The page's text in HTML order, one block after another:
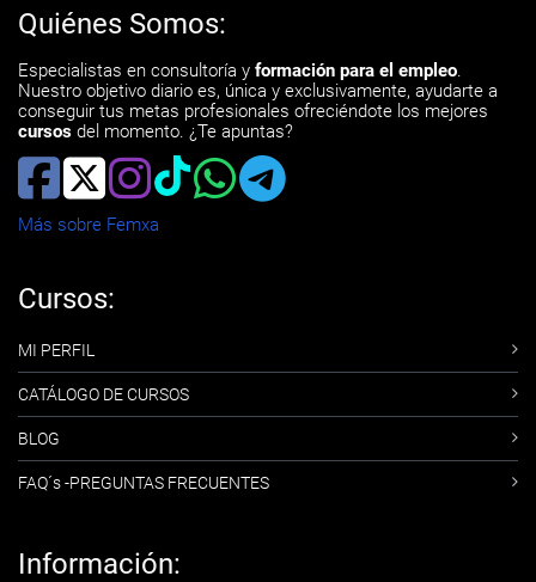
Quiénes Somos:
Especialistas en consultoría y formación para el empleo.
Nuestro objetivo diario es, única y exclusivamente, ayudarte a
conseguir tus metas profesionales ofreciéndote los mejores
cursos del momento. ¿Te apuntas?
Más sobre Femxa
Cursos:
MI PERFIL
CATÁLOGO DE CURSOS
BLOG
FAQ´s -PREGUNTAS FRECUENTES
Información: